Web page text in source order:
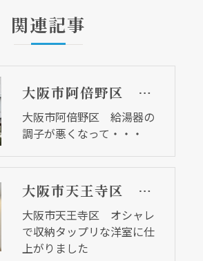
関連記事
大阪市阿倍野区 給湯器の調子が悪くなって・・・
大阪市阿倍野区 給湯器の
調子が悪くなって・・・
大阪市天王寺区 オシャレで収納タップリな洋室に仕上がりました
大阪市天王寺区 オシャレ
で収納タップリな洋室に仕
上がりました